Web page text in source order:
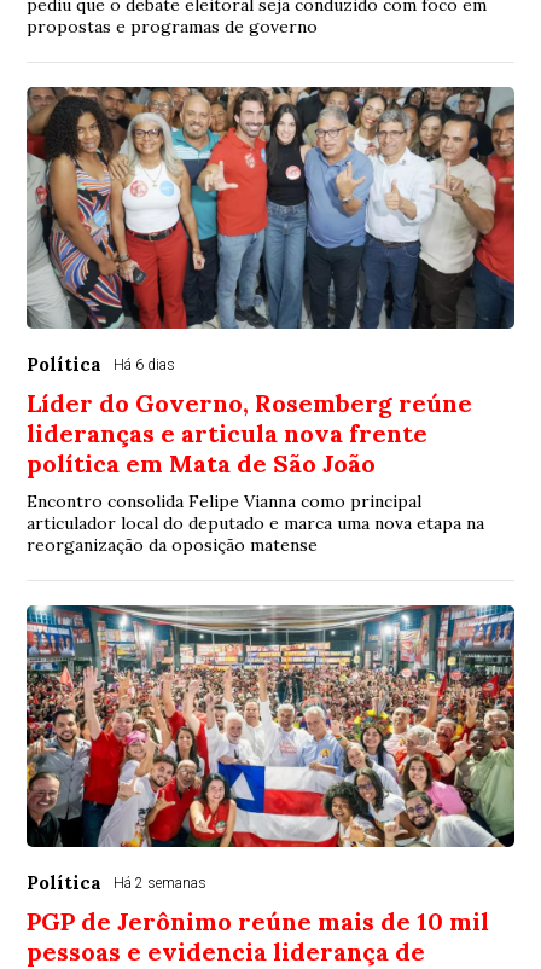
pediu que o debate eleitoral seja conduzido com foco em
propostas e programas de governo
Política Há 6 dias
Líder do Governo, Rosemberg reúne
lideranças e articula nova frente
política em Mata de São João
Encontro consolida Felipe Vianna como principal
articulador local do deputado e marca uma nova etapa na
reorganização da oposição matense
Política Há 2 semanas
PGP de Jerônimo reúne mais de 10 mil
pessoas e evidencia liderança de